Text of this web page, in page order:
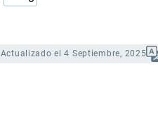
Actualizado el 4 Septiembre, 2025